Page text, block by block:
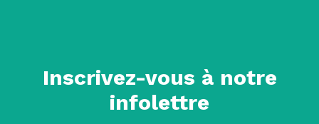
Inscrivez-vous à notre
infolettre